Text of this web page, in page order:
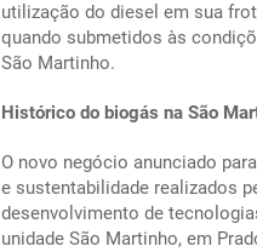
utilização do diesel em sua
quando submetidos às
São Martinho.
Histórico do biogás na São
O novo negócio anunciado
e sustentabilidade realizados
desenvolvimento de
unidade São Martinho, em